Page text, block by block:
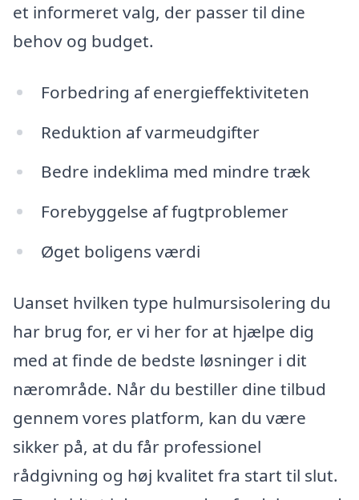
et informeret valg, der passer til dine
behov og budget.
Forbedring af energieffektiviteten
Reduktion af varmeudgifter
Bedre indeklima med mindre træk
Forebyggelse af fugtproblemer
Øget boligens værdi
Uanset hvilken type hulmursisolering du
har brug for, er vi her for at hjælpe dig
med at finde de bedste løsninger i dit
nærområde. Når du bestiller dine tilbud
gennem vores platform, kan du være
sikker på, at du får professionel
rådgivning og høj kvalitet fra start til slut.